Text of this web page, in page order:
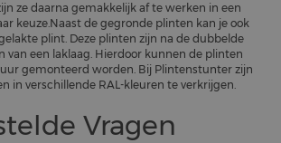
ze daarna gemakkelijk af te werken in een
keuze.Naast de gegronde plinten kan je ook
plint. Deze plinten zijn na de dubbelde
van een laklaag. Hierdoor kunnen de plinten
gemonteerd worden. Bij Plintenstunter zijn
in verschillende RAL-kleuren te verkrijgen.
Vragen